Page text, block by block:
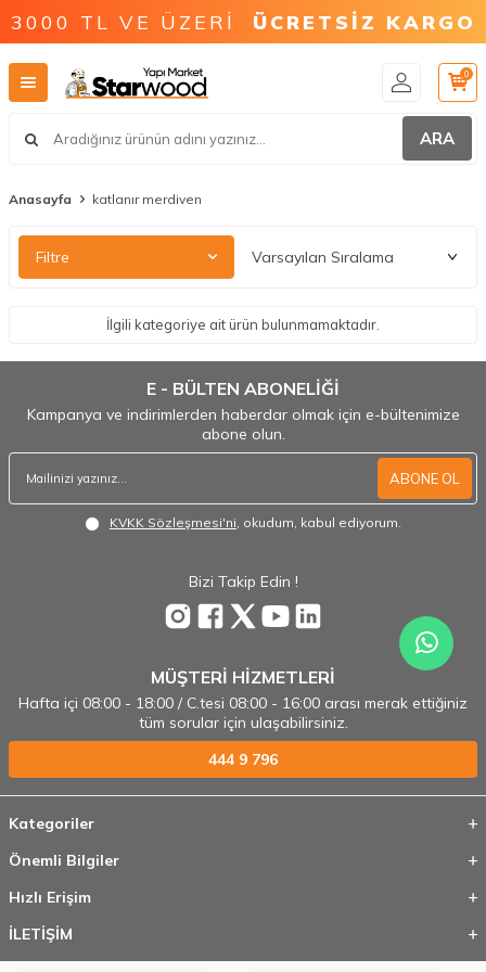
3000 TL VE ÜZERİ ÜCRETSİZ KARGO
ARA
0
Anasayfa katlanır merdiven
Filtre
İlgili kategoriye ait ürün bulunmamaktadır.
E - BÜLTEN ABONELİĞİ
Kampanya ve indirimlerden haberdar olmak için e-bültenimize
abone olun.
ABONE OL
KVKK Sözleşmesi'ni, okudum, kabul ediyorum.
Bizi Takip Edin !
MÜŞTERİ HİZMETLERİ
Hafta içi 08:00 - 18:00 / C.tesi 08:00 - 16:00 arası merak ettiğiniz
tüm sorular için ulaşabilirsiniz.
444 9 796
Kategoriler
Önemli Bilgiler
Hızlı Erişim
İLETİŞİM